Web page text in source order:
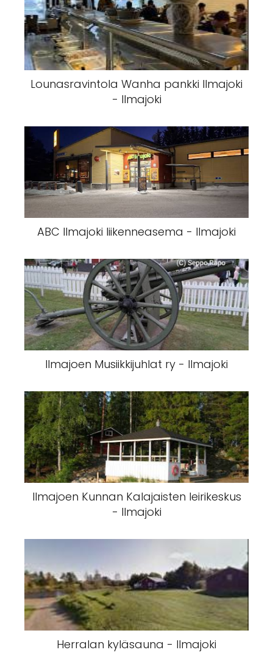
Lounasravintola Wanha pankki Ilmajoki
- Ilmajoki
ABC Ilmajoki liikenneasema - Ilmajoki
Ilmajoen Musiikkijuhlat ry - Ilmajoki
Ilmajoen Kunnan Kalajaisten leirikeskus
- Ilmajoki
Herralan kyläsauna - Ilmajoki